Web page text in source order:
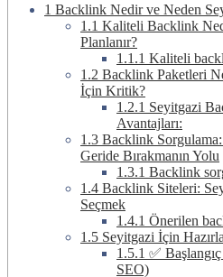
1 Backlink Nedir ve Neden
1.1 Kaliteli Backlink
Planlanır?
1.1.1 Kaliteli
1.2 Backlink Paketleri
İçin Kritik?
1.2.1 Seyitgazi
Avantajları:
1.3 Backlink
Geride Bırakmanın Yolu
1.3.1 Backlink
1.4 Backlink Siteleri:
Seçmek
1.4.1 Önerilen
1.5 Seyitgazi İçin
1.5.1 ✅
SEO)